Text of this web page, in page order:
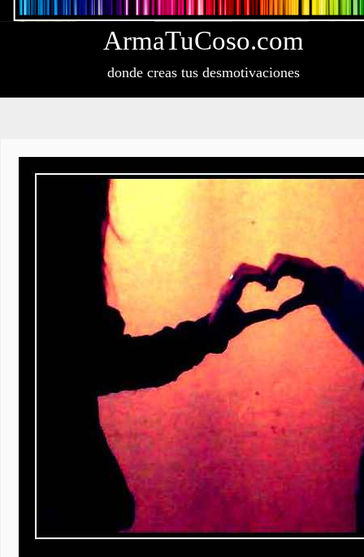
ArmaTuCoso.com
donde creas tus desmotivaciones